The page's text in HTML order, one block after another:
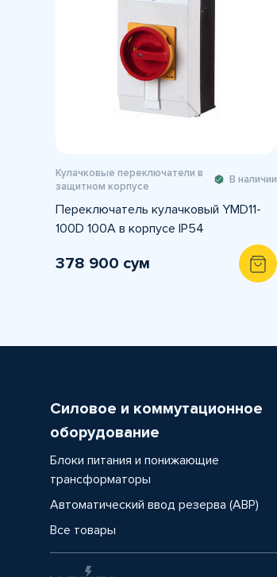
Кулачковые переключатели в
защитном корпусе
В наличии
Переключатель кулачковый YMD11-
100D 100А в корпусе IP54
378 900 сум
Силовое и коммутационное
оборудование
Блоки питания и понижающие
трансформаторы
Автоматический ввод резерва (АВР)
Все товары